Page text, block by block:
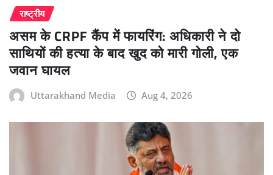
राष्ट्रीय
असम के CRPF कैंप में फायरिंग: अधिकारी ने दो
साथियों की हत्या के बाद खुद को मारी गोली, एक
जवान घायल
Uttarakhand Media Aug 4, 2026